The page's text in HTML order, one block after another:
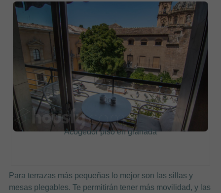
Acogedor piso en granada
Para terrazas más pequeñas lo mejor son las sillas y
mesas plegables. Te permitirán tener más movilidad, y las